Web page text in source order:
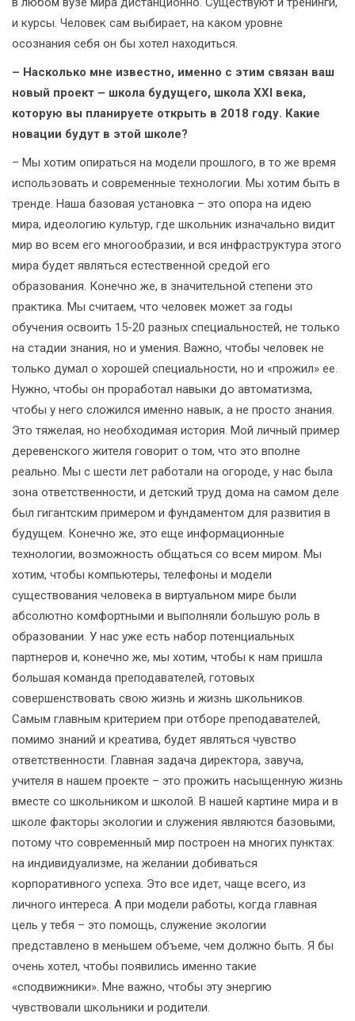
и курсы. Человек сам выбирает, на каком уровне
осознания себя он бы хотел находиться.
– Насколько мне известно, именно с этим связан ваш
новый проект – школа будущего, школа XXI века,
которую вы планируете открыть в 2018 году. Какие
новации будут в этой школе?
– Мы хотим опираться на модели прошлого, в то же время
использовать и современные технологии. Мы хотим быть в
тренде. Наша базовая установка – это опора на идею
мира, идеологию культур, где школьник изначально видит
мир во всем его многообразии, и вся инфраструктура этого
мира будет являться естественной средой его
образования. Конечно же, в значительной степени это
практика. Мы считаем, что человек может за годы
обучения освоить 15-20 разных специальностей, не только
на стадии знания, но и умения. Важно, чтобы человек не
только думал о хорошей специальности, но и «прожил» ее.
Нужно, чтобы он проработал навыки до автоматизма,
чтобы у него сложился именно навык, а не просто знания.
Это тяжелая, но необходимая история. Мой личный пример
деревенского жителя говорит о том, что это вполне
реально. Мы с шести лет работали на огороде, у нас была
зона ответственности, и детский труд дома на самом деле
был гигантским примером и фундаментом для развития в
будущем. Конечно же, это еще информационные
технологии, возможность общаться со всем миром. Мы
хотим, чтобы компьютеры, телефоны и модели
существования человека в виртуальном мире были
абсолютно комфортными и выполняли большую роль в
образовании. У нас уже есть набор потенциальных
партнеров и, конечно же, мы хотим, чтобы к нам пришла
большая команда преподавателей, готовых
совершенствовать свою жизнь и жизнь школьников.
Самым главным критерием при отборе преподавателей,
помимо знаний и креатива, будет являться чувство
ответственности. Главная задача директора, завуча,
учителя в нашем проекте – это прожить насыщенную жизнь
вместе со школьником и школой. В нашей картине мира и в
школе факторы экологии и служения являются базовыми,
потому что современный мир построен на многих пунктах:
на индивидуализме, на желании добиваться
корпоративного успеха. Это все идет, чаще всего, из
личного интереса. А при модели работы, когда главная
цель у тебя – это помощь, служение экологии
представлено в меньшем объеме, чем должно быть. Я бы
очень хотел, чтобы появились именно такие
«сподвижники». Мне важно, чтобы эту энергию
чувствовали школьники и родители.